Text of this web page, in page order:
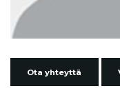
Ota yhteyttä